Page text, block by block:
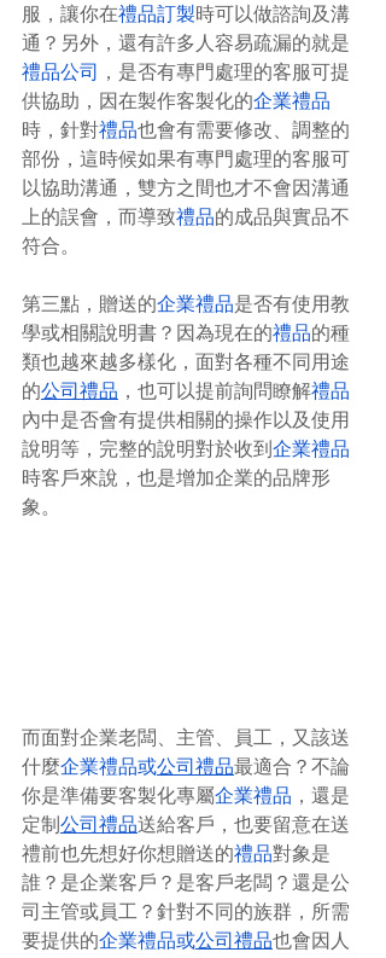
服，讓你在禮品訂製時可以做諮詢及溝
通？另外，還有許多人容易疏漏的就是
禮品公司 ，是否有專門處理的客服可提
供協助，因在製作客製化的企業禮品
時，針對禮品也會有需要修改、調整的
部份，這時候如果有專門處理的客服可
以協助溝通，雙方之間也才不會因溝通
上的誤會，而導致禮品的成品與實品不
符合。
第三點，贈送的企業禮品是否有使用教
學或相關說明書？因為現在的禮品的種
類也越來越多樣化，面對各種不同用途
的公司禮品 ，也可以提前詢問瞭解禮品
內中是否會有提供相關的操作以及使用
說明等，完整的說明對於收到企業禮品
時客戶來說，也是增加企業的品牌形
象。
而面對企業老闆、主管、員工，又該送
什麼企業禮品或公司禮品最適合？不論
你是準備要客製化專屬企業禮品 ，還是
定制公司禮品送給客戶，也要留意在送
禮前也先想好你想贈送的禮品對象是
誰？是企業客戶？是客戶老闆？還是公
司主管或員工？針對不同的族群，所需
要提供的企業禮品或公司禮品也會因人